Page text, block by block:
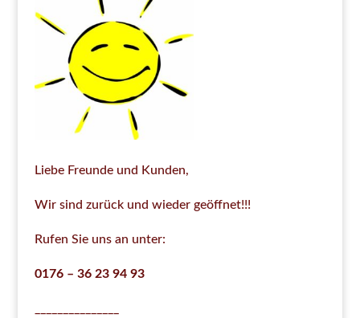
Liebe Freunde und Kunden,
Wir sind zurück und wieder geöffnet!!!
Rufen Sie uns an unter:
0176 – 36 23 94 93